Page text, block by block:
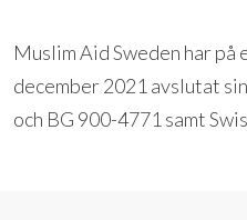
Muslim Aid Sweden har på
december 2021 avslutat
och BG 900-4771 samt